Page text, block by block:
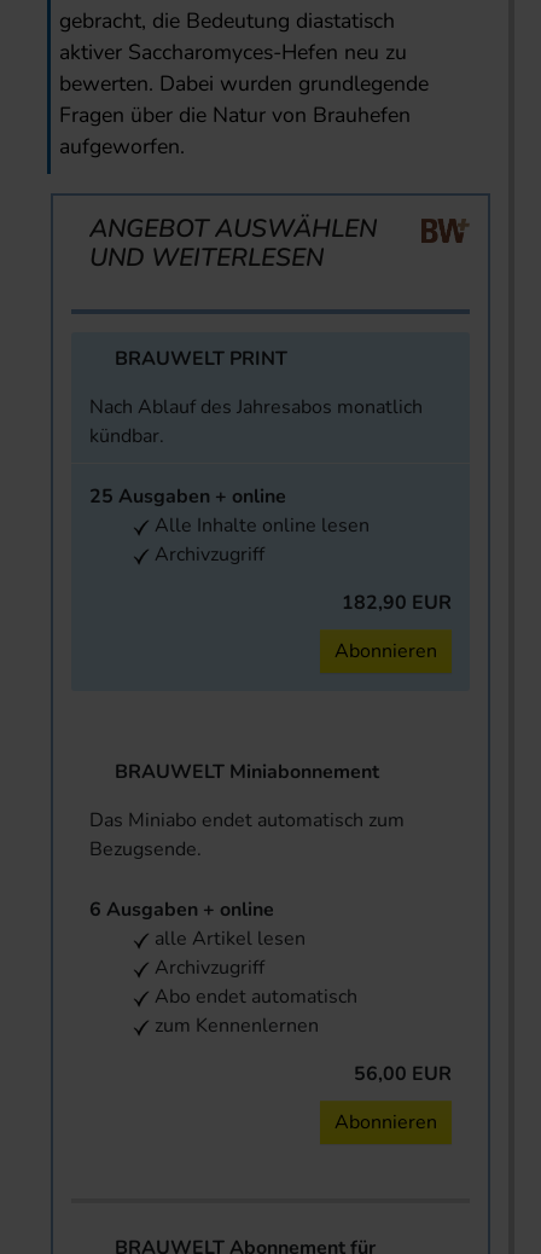
gebracht, die Bedeutung diastatisch
aktiver Saccharomyces-Hefen neu zu
bewerten. Dabei wurden grundlegende
Fragen über die Natur von Brauhefen
aufgeworfen.
ANGEBOT AUSWÄHLEN
UND WEITERLESEN
BRAUWELT PRINT
Nach Ablauf des Jahresabos monatlich
kündbar.
25 Ausgaben + online
Alle Inhalte online lesen
Archivzugriff
182,90 EUR
Abonnieren
BRAUWELT Miniabonnement
Das Miniabo endet automatisch zum
Bezugsende.
6 Ausgaben + online
alle Artikel lesen
Archivzugriff
Abo endet automatisch
zum Kennenlernen
56,00 EUR
Abonnieren
BRAUWELT Abonnement für